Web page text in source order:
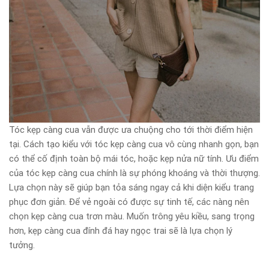
Tóc kẹp càng cua vẫn được ưa chuộng cho tới thời điểm hiện
tại. Cách tạo kiểu với tóc kẹp càng cua vô cùng nhanh gọn, bạn
có thể cố định toàn bộ mái tóc, hoặc kẹp nửa nữ tính. Ưu điểm
của tóc kẹp càng cua chính là sự phóng khoáng và thời thượng.
Lựa chọn này sẽ giúp bạn tỏa sáng ngay cả khi diện kiểu trang
phục đơn giản. Để vẻ ngoài có được sự tinh tế, các nàng nên
chọn kẹp càng cua trơn màu. Muốn trông yêu kiều, sang trọng
hơn, kẹp càng cua đính đá hay ngọc trai sẽ là lựa chọn lý
tưởng.